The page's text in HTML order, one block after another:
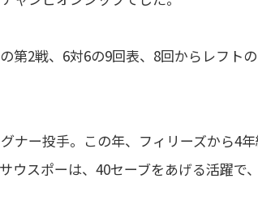
第2戦、6対6の9回表、8回からレフト
ナー投手。この年、フィリーズから4
ウスポーは、40セーブをあげる活躍で